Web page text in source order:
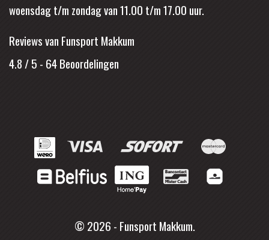
woensdag t/m zondag van 11.00 t/m 17.00 uur.
Reviews van Funsport Makkum
4.8 / 5 - 64Beoordelingen
© 2026 - Funsport Makkum.